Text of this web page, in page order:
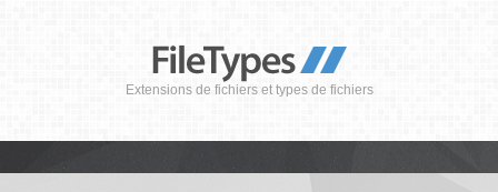
Extensions de fichiers et types de fichiers